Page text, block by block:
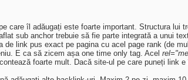
care îl adăugați este foarte important. Structura
sub anchor trebuie să fie parte integrată a unui
de link pus exact pe pagina cu acel page rank (de
E ca să zicem așa one time only tag. Acel
foarte mult. Dacă site-ul pe care puneți link